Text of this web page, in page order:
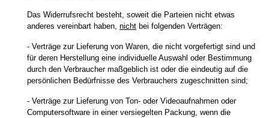
Das Widerrufsrecht besteht, soweit die Parteien nicht etwas
anderes vereinbart haben, nicht bei folgenden Verträgen:
- Verträge zur Lieferung von Waren, die nicht vorgefertigt sind und
für deren Herstellung eine individuelle Auswahl oder Bestimmung
durch den Verbraucher maßgeblich ist oder die eindeutig auf die
persönlichen Bedürfnisse des Verbrauchers zugeschnitten sind;
- Verträge zur Lieferung von Ton- oder Videoaufnahmen oder
Computersoftware in einer versiegelten Packung, wenn die